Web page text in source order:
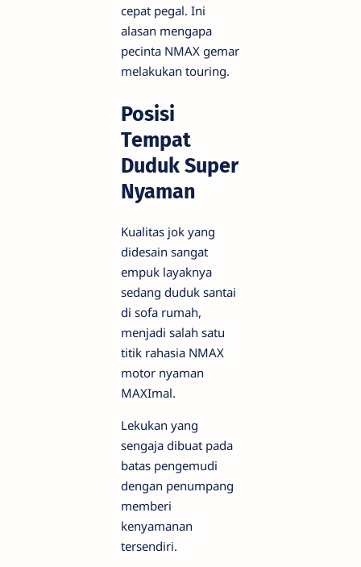
cepat pegal. Ini
alasan mengapa
pecinta NMAX gemar
melakukan touring.
Posisi
Tempat
Duduk Super
Nyaman
Kualitas jok yang
didesain sangat
empuk layaknya
sedang duduk santai
di sofa rumah,
menjadi salah satu
titik rahasia NMAX
motor nyaman
MAXImal.
Lekukan yang
sengaja dibuat pada
batas pengemudi
dengan penumpang
memberi
kenyamanan
tersendiri.